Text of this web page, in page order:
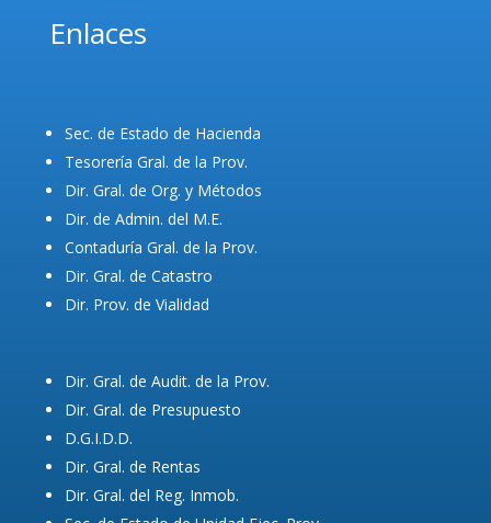
Enlaces
Sec. de Estado de Hacienda
Tesorería Gral. de la Prov.
Dir. Gral. de Org. y Métodos
Dir. de Admin. del M.E.
Contaduría Gral. de la Prov.
Dir. Gral. de Catastro
Dir. Prov. de Vialidad
Dir. Gral. de Audit. de la Prov.
Dir. Gral. de Presupuesto
D.G.I.D.D.
Dir. Gral. de Rentas
Dir. Gral. del Reg. Inmob.